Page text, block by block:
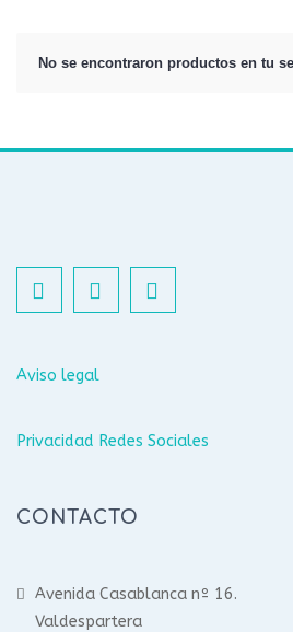
No se encontraron productos en tu
Aviso legal
Privacidad Redes Sociales
CONTACTO
Avenida Casablanca nº 16.
Valdespartera